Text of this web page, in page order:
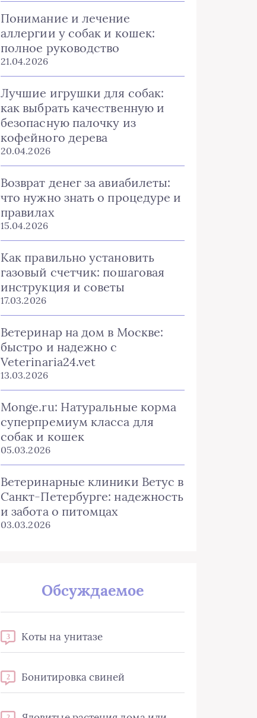
Понимание и лечение
аллергии у собак и кошек:
полное руководство
21.04.2026
Лучшие игрушки для собак:
как выбрать качественную и
безопасную палочку из
кофейного дерева
20.04.2026
Возврат денег за авиабилеты:
что нужно знать о процедуре и
правилах
15.04.2026
Как правильно установить
газовый счетчик: пошаговая
инструкция и советы
17.03.2026
Ветеринар на дом в Москве:
быстро и надежно с
Veterinaria24.vet
13.03.2026
Monge.ru: Натуральные корма
суперпремиум класса для
собак и кошек
05.03.2026
Ветеринарные клиники Ветус в
Санкт-Петербурге: надежность
и забота о питомцах
03.03.2026
Обсуждаемое
3 Коты на унитазе
2 Бонитировка свиней